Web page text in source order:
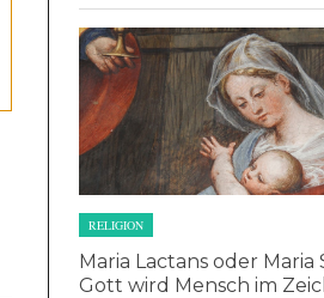
RELIGION
Maria Lactans oder Maria
Gott wird Mensch im